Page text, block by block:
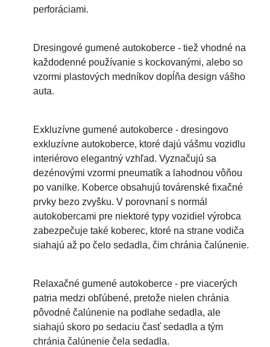
perforáciami.
Dresingové gumené autokoberce - tiež vhodné na
každodenné používanie s kockovanými, alebo so
vzormi plastových medníkov dopĺňa design vášho
auta.
Exkluzívne gumené autokoberce - dresingovo
exkluzívne autokoberce, ktoré dajú vášmu vozidlu
interiérovo elegantný vzhľad. Vyznačujú sa
dezénovými vzormi pneumatík a lahodnou vôňou
po vanilke. Koberce obsahujú továrenské fixačné
prvky bezo zvyšku. V porovnaní s normál
autokobercami pre niektoré typy vozidiel výrobca
zabezpečuje také koberec, ktoré na strane vodiča
siahajú až po čelo sedadla, čim chránia čalúnenie.
Relaxačné gumené autokoberce - pre viacerých
patria medzi obľúbené, pretože nielen chránia
pôvodné čalúnenie na podlahe sedadla, ale
siahajú skoro po sedaciu časť sedadla a tým
chránia čalúnenie čela sedadla.